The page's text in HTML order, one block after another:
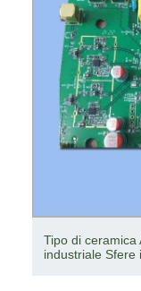
Tipo di ceramica
industriale Sfere